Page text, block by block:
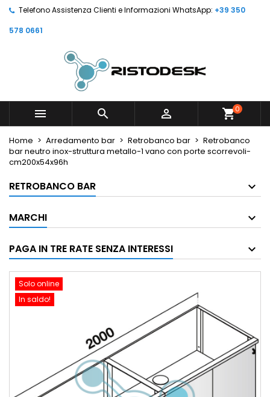
Telefono Assistenza Clienti e Informazioni WhatsApp: +39 350
578 0661
   shopping_cart0
Home Arredamento bar Retrobanco bar
Retrobanco
bar neutro inox-struttura metallo-1 vano con porte scorrevoli-
cm200x54x96h
RETROBANCO BAR
MARCHI
PAGA IN TRE RATE SENZA INTERESSI
Solo online
In saldo!